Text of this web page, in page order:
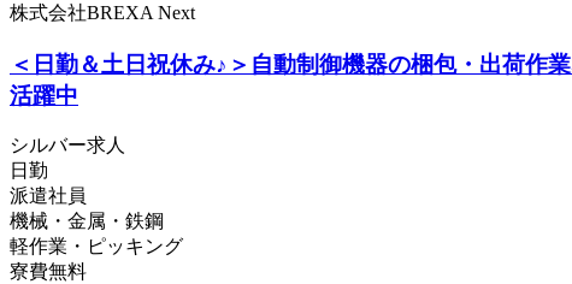
株式会社BREXA Next
＜日勤＆土日祝休み♪＞自動制御機器の梱包・出荷
活躍中
シルバー求人
日勤
派遣社員
機械・金属・鉄鋼
軽作業・ピッキング
寮費無料